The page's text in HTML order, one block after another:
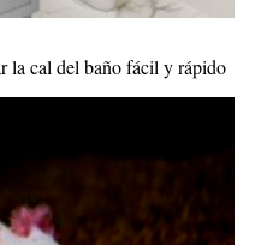
la cal del baño fácil y rápido